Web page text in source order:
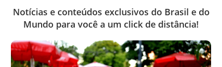
Notícias e conteúdos exclusivos do Brasil e do
Mundo para você a um click de distância!